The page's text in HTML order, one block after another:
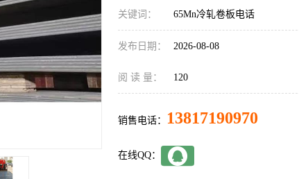
关键词： 65Mn冷轧卷板电话
发布日期： 2026-08-08
阅 读 量： 120
销售电话： 13817190970
在线QQ：